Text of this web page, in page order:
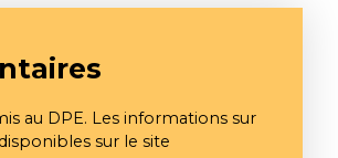
au DPE. Les informations sur
sur le site